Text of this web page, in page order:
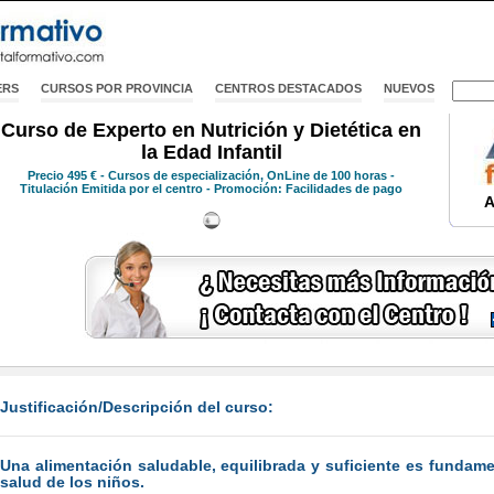
CURSOS POR PROVINCIA CENTROS DESTACADOS NUEVOS
Curso de Experto en Nutrición y Dietética en
la Edad Infantil
Precio 495 € - Cursos de especialización, OnLine de 100 horas -
Titulación Emitida por el centro - Promoción: Facilidades de pago
Justificación/Descripción del curso:
Una alimentación saludable, equilibrada y suficiente es
salud de los niños.